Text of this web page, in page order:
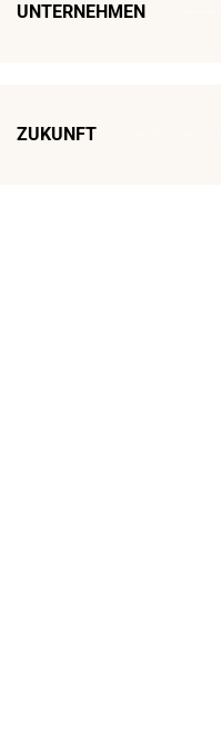
UNTERNEHMEN
ZUKUNFT